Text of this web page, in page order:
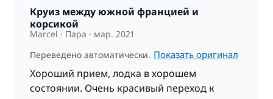
Круиз между южной францией и
корсикой
Marcel Пара
мар. 2021
Переведено автоматически. Показать оригинал
Хороший прием, лодка в хорошем
состоянии. Очень красивый переход к